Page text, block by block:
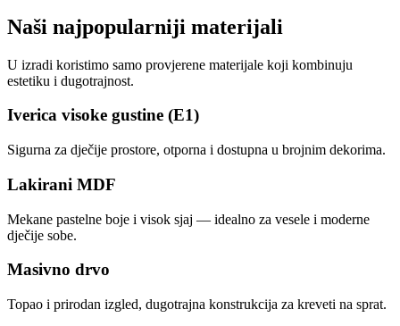
Naši najpopularniji materijali
U izradi koristimo samo provjerene materijale koji kombinuju
estetiku i dugotrajnost.
Iverica visoke gustine (E1)
Sigurna za dječije prostore, otporna i dostupna u brojnim dekorima.
Lakirani MDF
Mekane pastelne boje i visok sjaj — idealno za vesele i moderne
dječije sobe.
Masivno drvo
Topao i prirodan izgled, dugotrajna konstrukcija za kreveti na sprat.